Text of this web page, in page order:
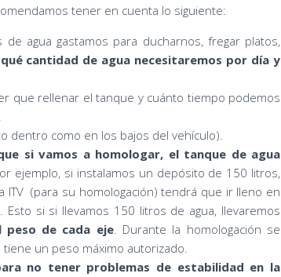
tener en cuenta lo siguiente:
agua gastamos para ducharnos, fregar platos,
cantidad de agua necesitaremos por día y
que rellenar el tanque y cuánto tiempo podemos
dentro como en los bajos del vehículo).
si vamos a homologar, el tanque de agua
ejemplo, si instalamos un depósito de 150 litros,
ITV (para su homologación) tendrá que ir lleno en
si si llevamos 150 litros de agua, llevaremos
de cada eje. Durante la homologación se
un peso máximo autorizado.
no tener problemas de estabilidad en la